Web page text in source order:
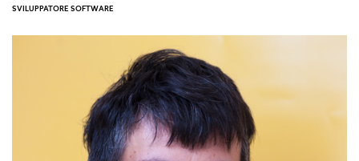
SVILUPPATORE SOFTWARE